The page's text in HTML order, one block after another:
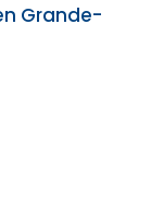
Grande-